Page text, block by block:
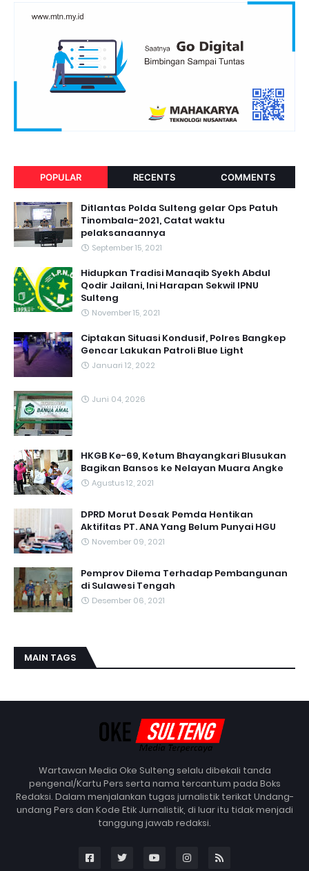
POPULAR RECENTS COMMENTS
Ditlantas Polda Sulteng gelar Ops Patuh
Tinombala-2021, Catat waktu
pelaksanaannya
September 15, 2021
Hidupkan Tradisi Manaqib Syekh Abdul
Qodir Jailani, Ini Harapan Sekwil IPNU
Sulteng
November 15, 2021
Ciptakan Situasi Kondusif, Polres Bangkep
Gencar Lakukan Patroli Blue Light
Januari 12, 2022
Juni 04, 2026
HKGB Ke-69, Ketum Bhayangkari Blusukan
Bagikan Bansos ke Nelayan Muara Angke
Agustus 12, 2021
DPRD Morut Desak Pemda Hentikan
Aktifitas PT. ANA Yang Belum Punyai HGU
November 09, 2021
Pemprov Dilema Terhadap Pembangunan
di Sulawesi Tengah
Desember 06, 2021
MAIN TAGS
Wartawan Media Oke Sulteng selalu dibekali tanda
pengenal/Kartu Pers serta nama tercantum pada Boks
Redaksi. Dalam menjalankan tugas jurnalistik terikat Undang-
undang Pers dan Kode Etik Jurnalistik, di luar itu tidak menjadi
tanggung jawab redaksi.